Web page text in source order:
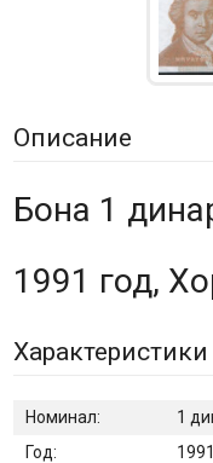
Описание
Бона 1
1991 год,
Характеристики
Номинал:
1
Год:
1991